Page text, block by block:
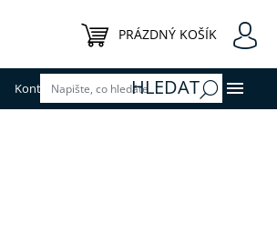
HLEDAT
NÁKUPNÍ KOŠÍK
PRÁZDNÝ KOŠÍK
Kontakty